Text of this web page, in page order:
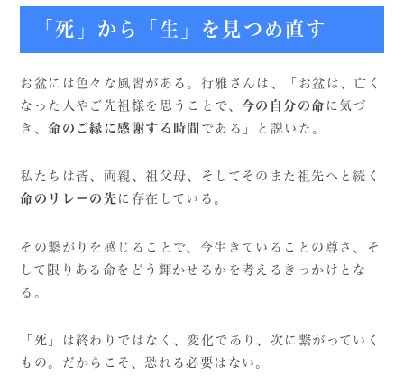
「死」から「生」を見つめ直す
お盆には色々な風習がある。行雅さんは、「お盆は、亡く
なった人やご先祖様を思うことで、今の自分の命 に気づ
き、命のご縁に感謝する時間 である」と説いた。
私たちは皆、両親、祖父母、そしてそのまた祖先へと続く
命のリレーの先 に存在している。
その繋がりを感じることで、今生きていることの尊さ、そ
して限りある命をどう輝かせるかを考えるきっかけとな
る。
「死」は終わりではなく、変化であり、次に繋がっていく
もの。だからこそ、恐れる必要はない。